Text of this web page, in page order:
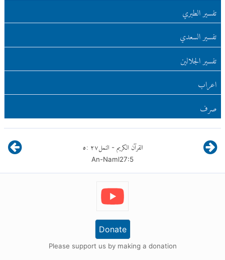
تفسير الطبري
تفسير السعدي
تفسير الجلالين
اعراب
صرف
القرآن الكريم - النمل٢٧:٥
An-Naml27:5
Donate
Please support us by making a donation